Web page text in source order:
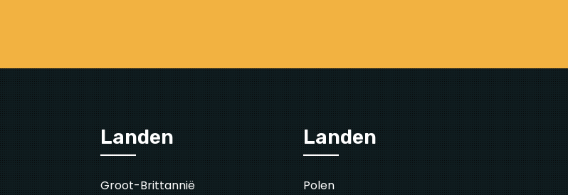
Landen
Groot-Brittannië
Landen
Polen